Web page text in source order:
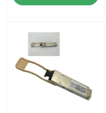
एनवीडिया एआई उत्पाद
400G/800G ऑप्टिकल मॉड्यूल